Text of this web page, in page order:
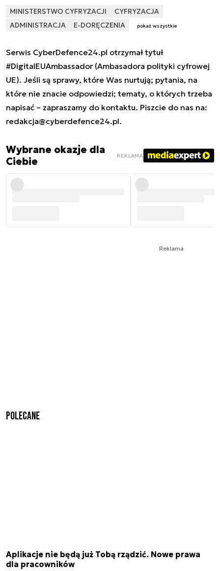
MINISTERSTWO CYFRYZACJI
CYFRYZACJA
ADMINISTRACJA
E-DORĘCZENIA pokaż wszystkie
Serwis CyberDefence24.pl otrzymał tytuł
#DigitalEUAmbassador (Ambasadora polityki cyfrowej
UE). Jeśli są sprawy, które Was nurtują; pytania, na
które nie znacie odpowiedzi; tematy, o których trzeba
napisać – zapraszamy do kontaktu. Piszcie do nas na:
redakcja@cyberdefence24.pl.
Wybrane okazje dla
Ciebie
REKLAMA
Reklama
Polecane
Aplikacje nie będą już Tobą rządzić. Nowe prawa
dla pracowników